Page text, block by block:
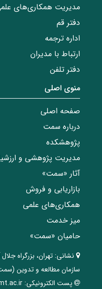
مدیریت همکاری‌های
دفتر قم
اداره ترجمه
ارتباط با مدیران
دفتر تلفن
منوی اصلی
صفحه اصلی
درباره سمت
پژوهشکده
مدیریت پژوهشی و
آثار «سمت»
بازاریابی و فروش
همکاری‌های علمی
میز خدمت
حامیان «سمت»
نشانی: تهران، ‌بزرگراه
سازمان مطالعه و تدوین‌
پست الکترونیکی: